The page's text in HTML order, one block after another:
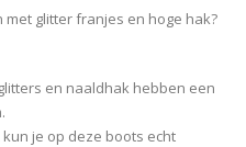
glitter franjes en hoge hak?
en naaldhak hebben een
je op deze boots echt